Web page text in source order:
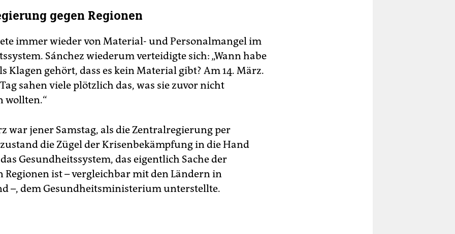
gegen Regionen
immer wieder von Material- und Personalmangel im
Sánchez wiederum verteidigte sich: „Wann habe
Klagen gehört, dass es kein Material gibt? Am 14. März.
sahen viele plötzlich das, was sie zuvor nicht
wollten.“
war jener Samstag, als die Zentralregierung per
die Zügel der Krisenbekämpfung in die Hand
Gesundheitssystem, das eigentlich Sache der
Regionen ist – vergleichbar mit den Ländern in
–, dem Gesundheitsministerium unterstellte.